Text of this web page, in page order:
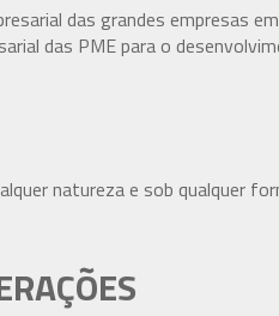
das grandes empresas
das PME para o
natureza e sob qualquer